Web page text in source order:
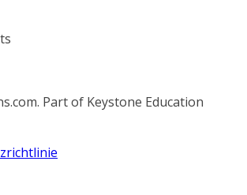
Part of Keystone Education